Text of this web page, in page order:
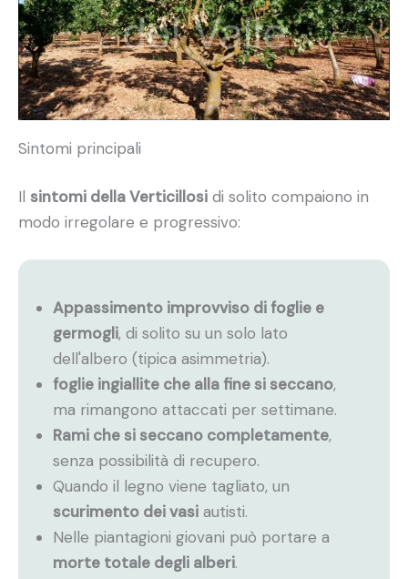
Sintomi principali
Il sintomi della Verticillosi di solito compaiono in
modo irregolare e progressivo:
Appassimento improvviso di foglie e
germogli, di solito su un solo lato
dell'albero (tipica asimmetria).
foglie ingiallite che alla fine si seccano,
ma rimangono attaccati per settimane.
Rami che si seccano completamente,
senza possibilità di recupero.
Quando il legno viene tagliato, un
scurimento dei vasi autisti.
Nelle piantagioni giovani può portare a
morte totale degli alberi.